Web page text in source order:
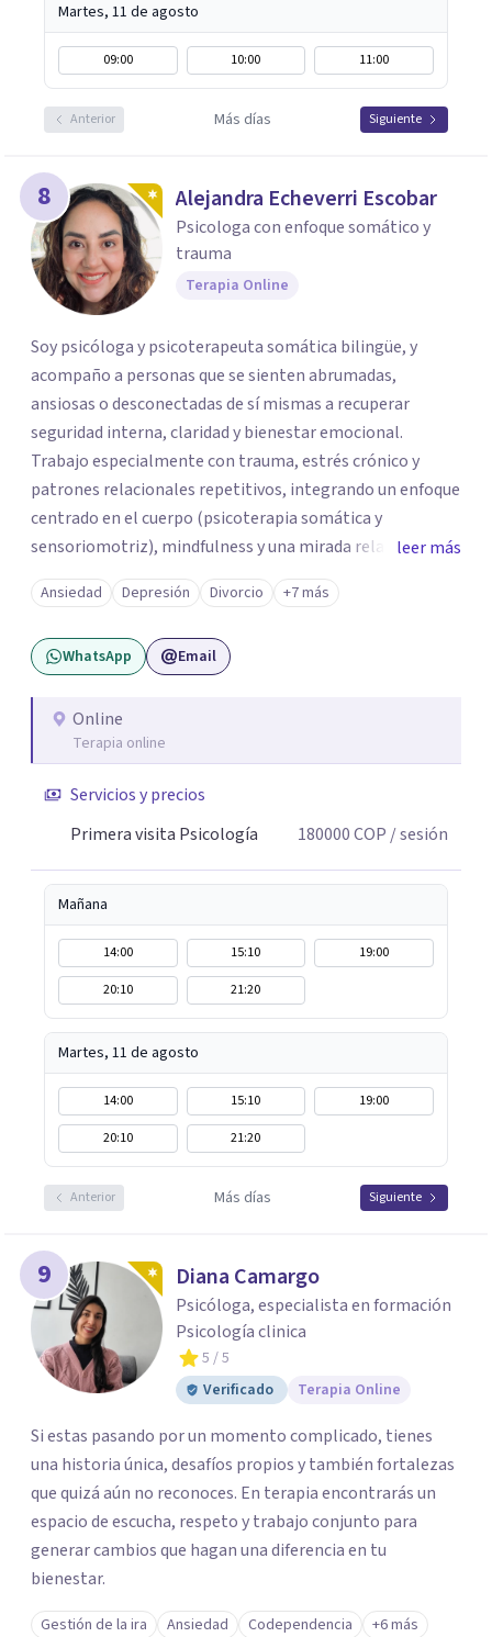
Martes, 11 de agosto
09:00 10:00 11:00
Anterior Más días Siguiente
8 Alejandra Echeverri Escobar
Psicologa con enfoque somático y
trauma
Terapia Online
Soy psicóloga y psicoterapeuta somática bilingüe, y
acompaño a personas que se sienten abrumadas,
ansiosas o desconectadas de sí mismas a recuperar
seguridad interna, claridad y bienestar emocional.
Trabajo especialmente con trauma, estrés crónico y
patrones relacionales repetitivos, integrando un enfoque
centrado en el cuerpo (psicoterapia somática y
sensoriomotriz), mindfulness y una mirada relacional y
psicodinámica. En terapia te ayudo a entender lo que te
pasa sin juicio, a regular tu sistema nervioso y a
desarrollar recursos concretos para sentirte más
presente, estable y en paz contigo. También tengo
lo que me permite abordar dinámicas profundas que
pueden estar influyendo en tu historia y tus vínculos
leer más
Ansiedad Depresión Divorcio +7 más
WhatsApp Email
Online
Terapia online
Servicios y precios
Primera visita Psicología
180000COP / sesión
Mañana
14:00 15:10
19:00
20:10
21:20
Martes, 11 de agosto
14:00 15:10
19:00
20:10
21:20
Anterior Más días Siguiente
9 Diana Camargo
Psicóloga, especialista en formación
Psicología clinica
5 / 5
Verificado
Terapia Online
Si estas pasando por un momento complicado, tienes
una historia única, desafíos propios y también fortalezas
que quizá aún no reconoces. En terapia encontrarás un
espacio de escucha, respeto y trabajo conjunto para
generar cambios que hagan una diferencia en tu
bienestar.
Gestión de la ira Ansiedad Codependencia +6 más